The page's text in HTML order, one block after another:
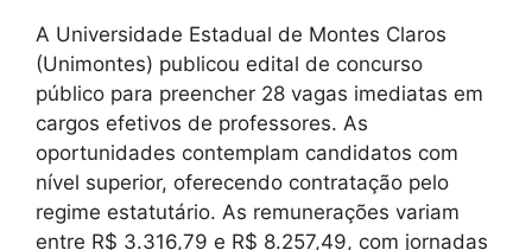
A Universidade Estadual de Montes Claros
(Unimontes) publicou edital de concurso
público para preencher 28 vagas imediatas em
cargos efetivos de professores. As
oportunidades contemplam candidatos com
nível superior, oferecendo contratação pelo
regime estatutário. As remunerações variam
entre R$ 3.316,79 e R$ 8.257,49, com jornadas